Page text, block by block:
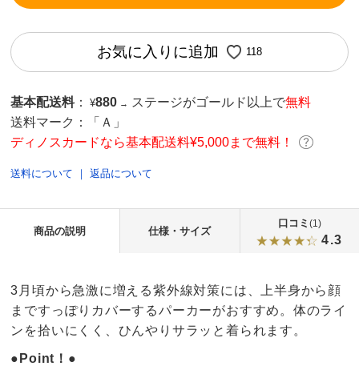
お気に入りに追加 118
基本配送料 ： ¥880 → ステージがゴールド以上で無料
送料マーク：
「Ａ」
ディノスカードなら基本配送料¥5,000まで無料！
送料について ｜返品について
商品の説明 仕様・サイズ
口コミ (1)
4.3
3月頃から急激に増える紫外線対策には、上半身から顔
まですっぽりカバーするパーカーがおすすめ。体のライ
ンを拾いにくく、ひんやりサラッと着られます。
●Point！●